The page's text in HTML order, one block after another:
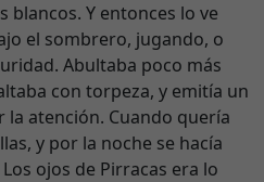
Y entonces lo ve
el sombrero, jugando, o
Abultaba poco más
con torpeza, y emitía un
atención. Cuando quería
y por la noche se hacía
ojos de Pirracas era lo